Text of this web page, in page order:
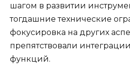
шагом в развитии
тогдашние технические
фокусировка на других
препятствовали
функций.